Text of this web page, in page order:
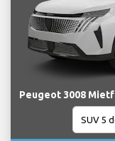
Peugeot 3008